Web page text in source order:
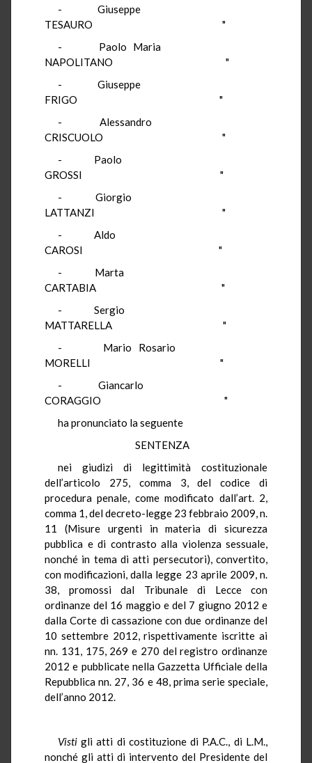
-
Giuseppe
TESAURO
"
-
Paolo Maria
NAPOLITANO
"
-
Giuseppe
FRIGO
"
-
Alessandro
CRISCUOLO
"
-
Paolo
GROSSI
"
-
Giorgio
LATTANZI
"
-
Aldo
CAROSI
"
-
Marta
CARTABIA
"
-
Sergio
MATTARELLA
"
-
Mario Rosario
MORELLI
"
-
Giancarlo
CORAGGIO
"
hapronunciato la seguente
SENTENZA
nei giudizi di legittimità costituzionale
dell’articolo 275, comma 3, del codice di
procedura penale, come modificato dall’art. 2,
comma 1, del decreto-legge 23 febbraio 2009, n.
11 (Misure urgenti in materia di sicurezza
pubblica e di contrasto alla violenza sessuale,
nonché in tema di atti persecutori), convertito,
con modificazioni, dalla legge 23 aprile 2009, n.
38, promossi dal Tribunale di Lecce con
ordinanze del 16 maggio e del 7 giugno 2012 e
dalla Corte di cassazione con due ordinanze del
10 settembre 2012, rispettivamente iscritte ai
nn. 131, 175, 269 e 270 del registro ordinanze
2012 e pubblicate nella Gazzetta Ufficiale della
Repubblicann. 27, 36 e 48, prima serie speciale,
dell’anno 2012.
Vistigli atti di costituzione di P.A.C., di L.M.,
nonché gli atti di intervento del Presidente del